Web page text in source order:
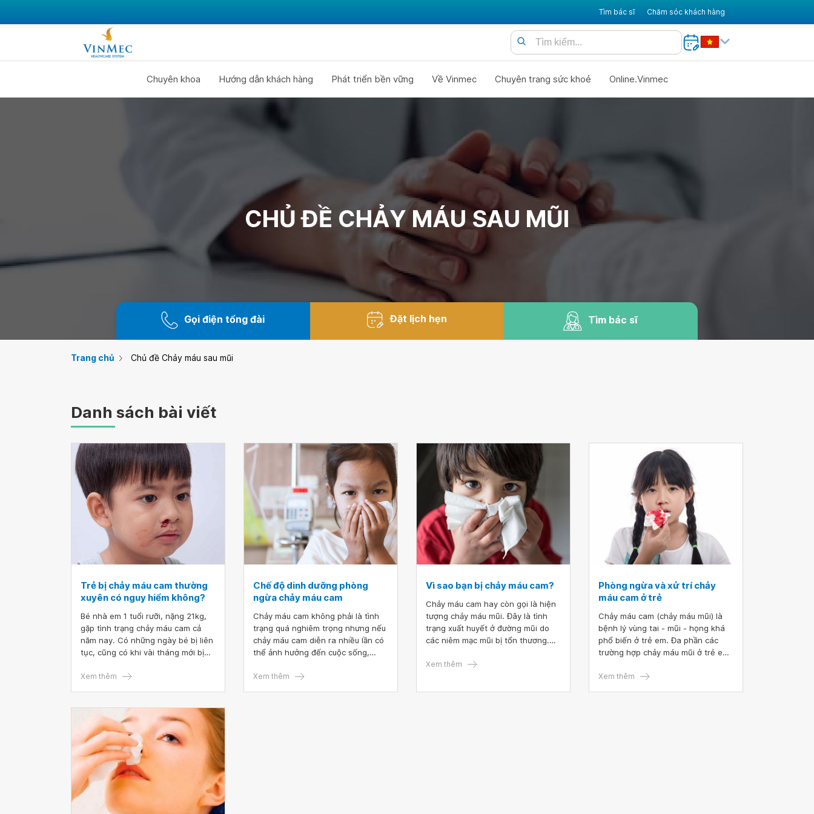
Tìm bác sĩ Chăm sóc khách hàng
Chuyên khoa Hướng dẫn khách hàng Phát triển bền vững Về Vinmec Chuyên trang sức khoẻ Online.Vinmec
CHỦ ĐỀ CHẢY MÁU SAU MŨI
Gọi điện tổng đài Đặt lịch hẹn Tìm bác sĩ
Trang chủ Chủ đề Chảy máu sau mũi
Danh sách bài viết
Trẻ bị chảy máu cam thường
xuyên có nguy hiểm không?
Bé nhà em 1 tuổi rưỡi, nặng 21kg,
gặp tình trạng chảy máu cam cả
năm nay. Có những ngày bé bị liên
tục, cũng có khi vài tháng mới bị
hơn. Hôm trước, bé bị chảy máu
Ngoài ra, bé rất khó ngủ, tối nằm
mãi mới ngủ, nhiều buổi trưa ở
trường cũng không ngủ. Dạo gần
đây, chân bé còn hay có những vết
bầm ở chân nữa. Bác sĩ cho em
hỏi, trẻ chảy máu cam thường
xuyên có nguy hiểm không?
Xem thêm
Chế độ dinh dưỡng phòng
ngừa chảy máu cam
Chảy máu cam không phải là tình
trạng quá nghiêm trọng nhưng nếu
chảy máu cam diễn ra nhiều lần có
thể ảnh hưởng đến cuộc sống,
người bệnh. Xây dựng một chế độ
Xem thêm
Vì sao bạn bị chảy máu cam?
Chảy máu cam hay còn gọi là hiện
tượng chảy máu mũi. Đây là tình
trạng xuất huyết ở đường mũi do
các niêm mạc mũi bị tổn thương.
trẻ từ 2-10 tuổi. Phần lớn các
Xem thêm
Phòng ngừa và xử trí chảy
máu cam ở trẻ
Chảy máu cam (chảy máu mũi) là
bệnh lý vùng tai - mũi - họng khá
phổ biến ở trẻ em. Đa phần các
trường hợp chảy máu mũi ở trẻ em
Trong trường hợp chảy máu cam ở
Xem thêm